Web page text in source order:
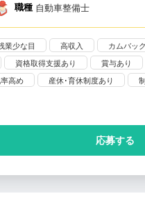
職種 自動車整備士
業少な目 高収入
カムバッ
資格取得支援あり
賞与あり
高め 産休･育休制度あり
応募する